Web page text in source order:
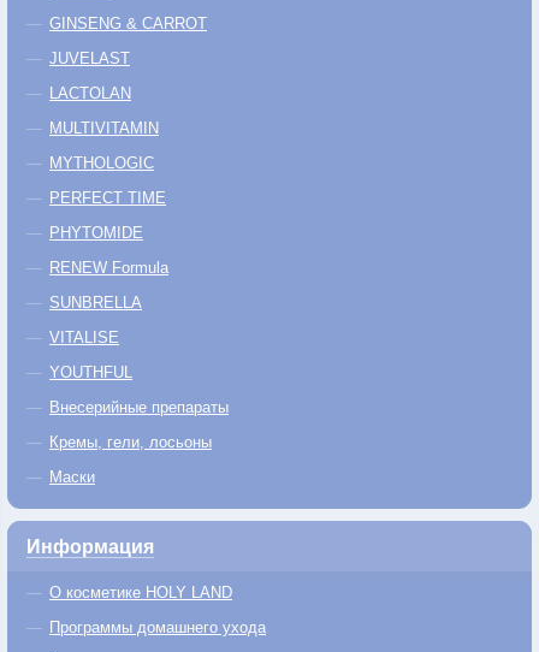
GINSENG & CARROT
JUVELAST
LACTOLAN
MULTIVITAMIN
MYTHOLOGIC
PERFECT TIME
PHYTOMIDE
RENEW Formula
SUNBRELLA
VITALISE
YOUTHFUL
Внесерийные препараты
Кремы, гели, лосьоны
Маски
Информация
О косметике HOLY LAND
Программы домашнего ухода